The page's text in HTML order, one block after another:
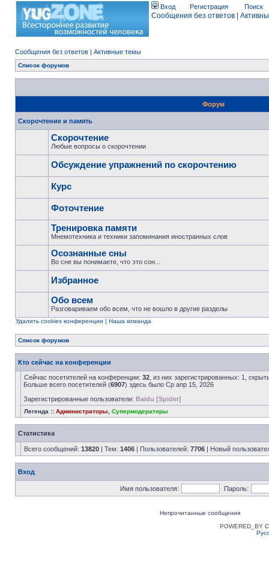
Вход Регистрация Поиск
Сообщения без ответов
Сообщения без ответов | Активные темы
Список форумов
Форум
Скорочтение и память
Скорочтение
Любые вопросы о скорочтении
Обсуждение упражнений по скорочтению
Курс
Фоточтение
Тренировка памяти
Мнемотехника и техники запоминания иностранных слов
Осознанные сны
Во сне вы понимаете, что это сон...
Избранное
Обо всем
Разговариваем обо всем, что не вошло в другие разделы
Удалить cookies конференции | Наша команда
Список форумов
Кто сейчас на конференции
Сейчас посетителей на конференции: 32 , из них зарегистрированных: 1,
Больше всего посетителей (6907) здесь было Ср апр 15, 2026
Зарегистрированные пользователи: Baidu [Spider]
Легенда :: Администраторы Супермодераторы
Статистика
Всего сообщений: 13820 | Тем: 1406 | Пользователей: 7706 | Новый
Вход
Имя пользователя: Пароль:
Непрочитанные сообщения
POWERED_BY